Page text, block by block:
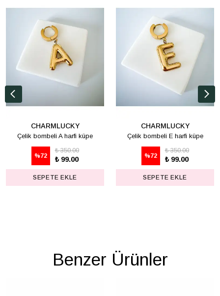
CHARMLUCKY
Çelik bombeli A harfi küpe
%72
₺ 350.00
₺ 99.00
SEPETE EKLE
CHARMLUCKY
Çelik bombeli E harfi küpe
%72
₺ 350.00
₺ 99.00
SEPETE EKLE
Benzer Ürünler